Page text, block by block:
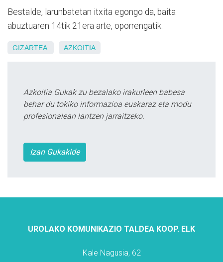
Bestalde, larunbatetan itxita egongo da, baita
abuztuaren 14tik 21era arte, oporrengatik.
GIZARTEA AZKOITIA
Azkoitia Gukak zu bezalako irakurleen babesa
behar du tokiko informazioa euskaraz eta modu
profesionalean lantzen jarraitzeko.
Izan Gukakide
UROLAKO KOMUNIKAZIO TALDEA KOOP. ELK
Kale Nagusia, 62